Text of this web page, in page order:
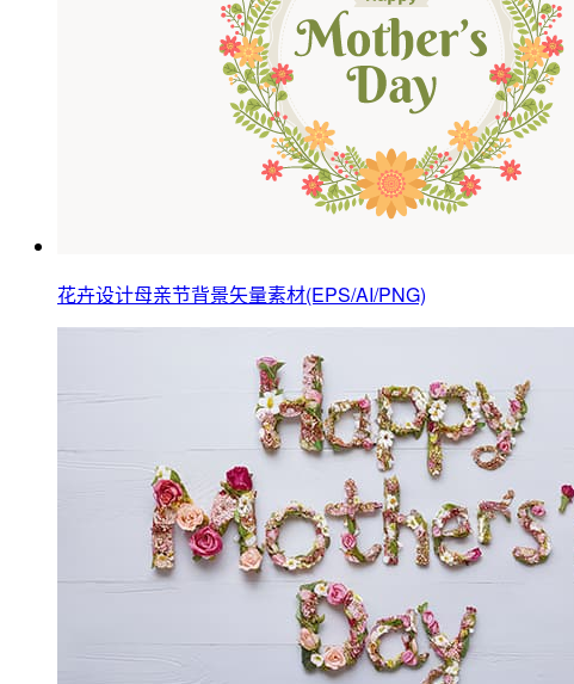
花卉设计母亲节背景矢量素材(EPS/AI/PNG)